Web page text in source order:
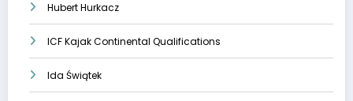
Hubert Hurkacz
ICF Kajak Continental Qualifications
Ida Świątek